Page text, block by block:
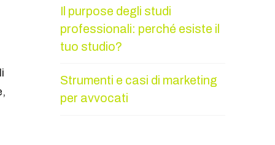
Il purpose degli studi
professionali: perché esiste il
tuo studio?
Strumenti e casi di marketing
per avvocati